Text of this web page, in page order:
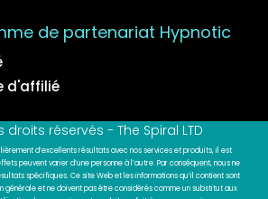
de partenariat Hypnotic
d'affilié
droits réservés - The Spiral LTD
d’excellents résultats avec nos services et produits, il est
peuvent varier d’une personne à l’autre. Par conséquent, nous ne
spécifiques. Ce site Web et les informations qu’il contient sont
générale et ne doivent pas être considérés comme un substitut aux